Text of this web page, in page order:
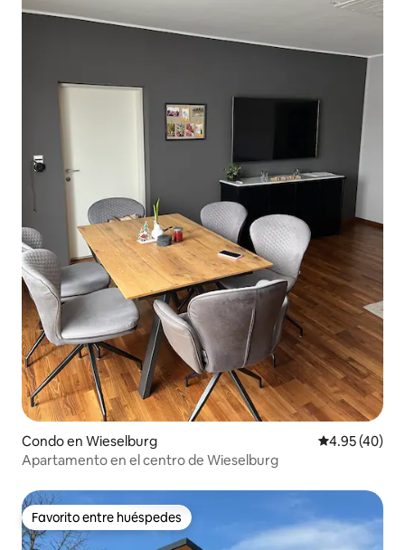
Condo en Wieselburg Calificación
4.95 (40)
Apartamento en el centro de Wieselburg
Favorito entre huéspedes
Favorito entre huéspedes